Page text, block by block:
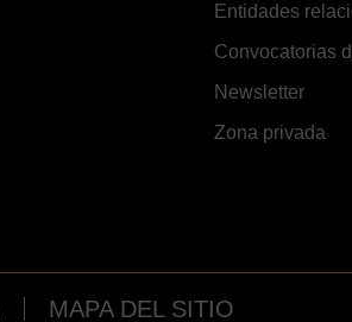
Entidades
Convocatorias
Newsletter
Zona privada
MAPA DEL SITIO